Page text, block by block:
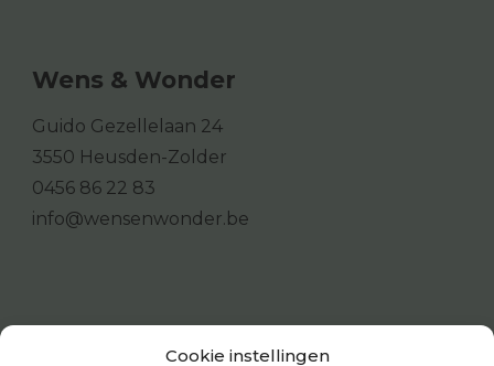
Cookie instellingen
Wens & Wonder
Guido Gezellelaan 24
3550 Heusden-Zolder
0456 86 22 83
info@wensenwonder.be